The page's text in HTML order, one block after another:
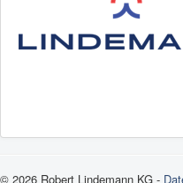
© 2026 Robert Lindemann KG -